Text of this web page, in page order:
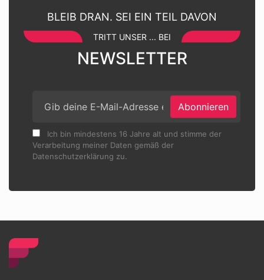
BLEIB DRAN. SEI EIN TEIL DAVON
TRITT UNSER ... BEI
NEWSLETTER
Abonnieren
Ich bin mindestens 16 Jahre alt und stimme der
Verarbeitung meiner Daten gemäß der
Datenschutzerklärung zu.